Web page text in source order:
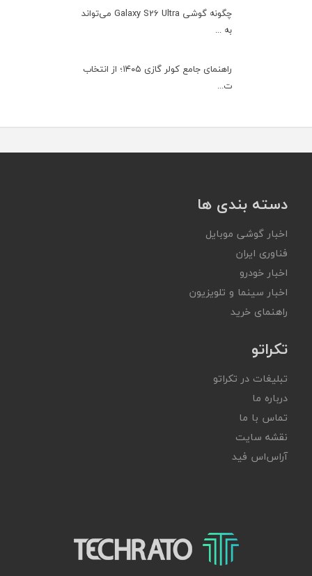
چگونه گوشی Galaxy S26 Ultra می‌تواند
به ...
راهنمای جامع کولر گازی ۱۴۰۵؛ از انتخاب
ت...
دسته بندی ها
اخبار گوشی موبایل
فناوری ایران
اخبار خودرو
اخبار سینما و تلویزیون
راهنمای خرید
تکراتو
تبلیغات در تکراتو
درباره ما
تماس با ما
نقشه سایت
آر‌اس‌اس فید
تکراتو – زندگی با تکنولوژی